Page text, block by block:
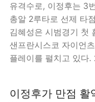
유격수로, 이정후는 3
총알 2루타로 선제 타
김혜성은 시범경기 첫
샌프란시스코 자이언
플레이를 펼치고 있
이정후가 만점 활